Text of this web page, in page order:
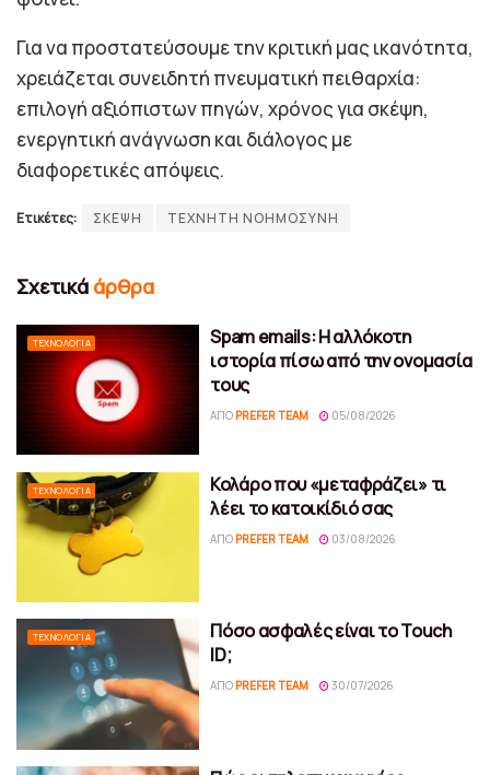
Για να προστατεύσουμε την κριτική μας ικανότητα,
χρειάζεται συνειδητή πνευματική πειθαρχία:
επιλογή αξιόπιστων πηγών, χρόνος για σκέψη,
ενεργητική ανάγνωση και διάλογος με
διαφορετικές απόψεις.
Ετικέτες: ΣΚΕΨΗ ΤΕΧΝΗΤΗ ΝΟΗΜΟΣΥΝΗ
Σχετικά άρθρα
ΤΕΧΝΟΛΟΓΊΑ
Spam emails: Η αλλόκοτη
ιστορία πίσω από την ονομασία
τους
ΑΠΌ PREFER TEAM 05/08/2026
ΤΕΧΝΟΛΟΓΊΑ
Κολάρο που «μεταφράζει» τι
λέει το κατοικίδιό σας
ΑΠΌ PREFER TEAM 03/08/2026
ΤΕΧΝΟΛΟΓΊΑ
Πόσο ασφαλές είναι το Touch
ID;
ΑΠΌ PREFER TEAM 30/07/2026